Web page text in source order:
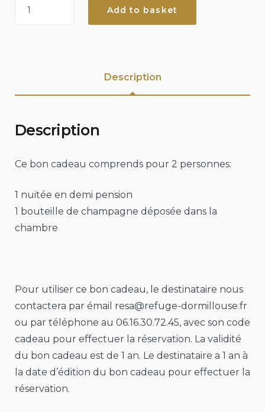
unique
Add to basket
Description
Description
Ce bon cadeau comprends pour 2 personnes:
1 nuitée en demi pension
1 bouteille de champagne déposée dans la
chambre
Pour utiliser ce bon cadeau, le destinataire nous
contactera par émail resa@refuge-dormillouse.fr
ou par téléphone au 06.16.30.72.45, avec son code
cadeau pour effectuer la réservation. La validité
du bon cadeau est de 1 an. Le destinataire a 1 an à
la date d’édition du bon cadeau pour effectuer la
réservation.